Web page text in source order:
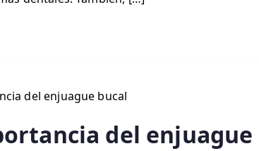
del enjuague